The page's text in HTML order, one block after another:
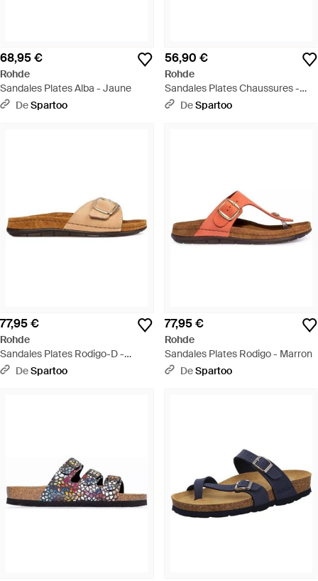
68,95 €
Rohde
Sandales Plates Alba - Jaune
DeSpartoo
56,90 €
Rohde
Sandales Plates Chaussures -
GrisDeSpartoo
77,95 €
Rohde
Sandales Plates Rodigo-D -
Marron
DeSpartoo
77,95 €
Rohde
Sandales Plates Rodigo - Marron
DeSpartoo